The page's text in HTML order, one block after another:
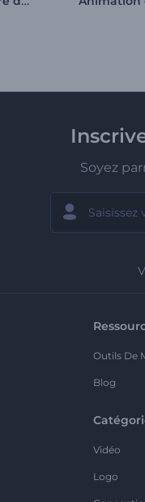
Soyez
Outils De
Blog
Vidéo
Logo